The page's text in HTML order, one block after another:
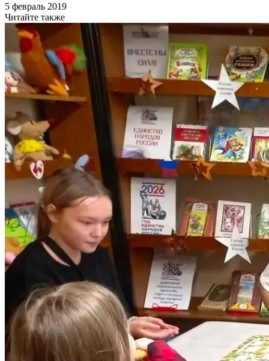
5 февраль 2019
Читайте также